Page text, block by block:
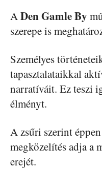
ADen Gamle By
szerepe is
Személyes
tapasztalataikkal
narratíváit. Ez teszi
élményt.
A zsűri szerint
megközelítés adja a
erejét.